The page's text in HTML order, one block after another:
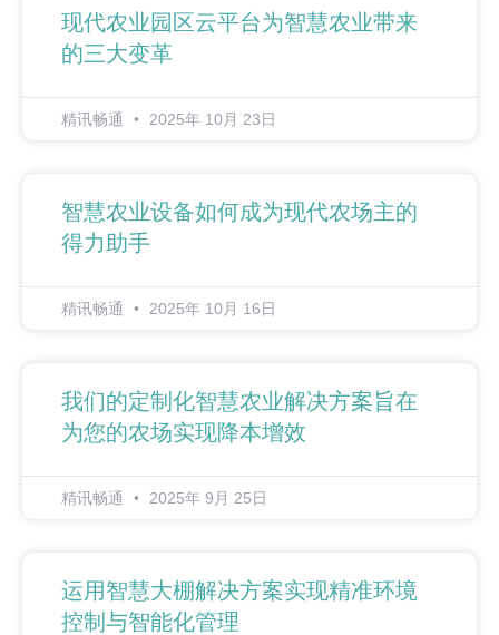
现代农业园区云平台为智慧农业带来
的三大变革
精讯畅通 2025年 10月 23日
智慧农业设备如何成为现代农场主的
得力助手
精讯畅通 2025年 10月 16日
我们的定制化智慧农业解决方案旨在
为您的农场实现降本增效
精讯畅通 2025年 9月 25日
运用智慧大棚解决方案实现精准环境
控制与智能化管理